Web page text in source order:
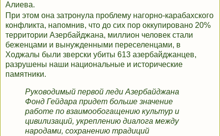
Алиева.
При этом она затронула проблему нагорно-карабахского
конфликта, напомнив, что до сих пор оккупировано 20%
территории Азербайджана, миллион человек стали
беженцами и вынужденными переселенцами, в
Ходжалы были зверски убиты 613 азербайджанцев,
разрушены наши национальные и исторические
памятники.
Руководимый первой леди Азербайджана
Фонд Гейдара придет больше значение
работе по взаимообогащению культур и
цивилизаций, укреплению диалога между
народами, сохранению традиций